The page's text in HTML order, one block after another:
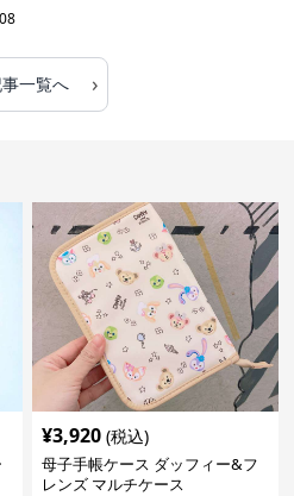
一覧へ ›
¥3,920 (税込)
母子手帳ケース ダッフィー&フ
レンズ マルチケース